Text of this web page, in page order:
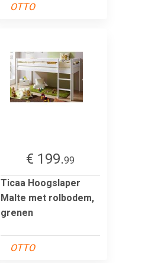
OTTO
€ 199.99
Ticaa Hoogslaper
Malte met rolbodem,
grenen
OTTO